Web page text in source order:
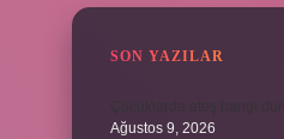
SON YAZILAR
Ağustos 9, 2026